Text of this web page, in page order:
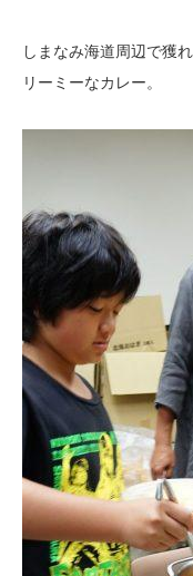
しまなみ海道周辺で獲
リーミーなカレー。